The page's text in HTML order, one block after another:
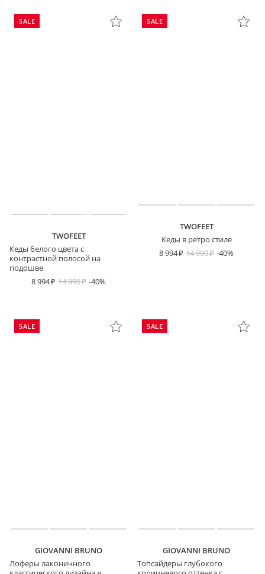
SALE
TWOFEET
Кеды белого цвета с
контрастной полосой на
подошве
8 994
14 990 -40%
SALE
TWOFEET
Кеды в ретро стиле
8 994
14 990 -40%
SALE
GIOVANNI BRUNO
Лоферы лаконичного
SALE
GIOVANNI BRUNO
Топсайдеры глубокого